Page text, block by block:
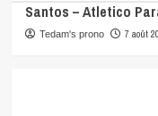
Santos – Atletico
Tedam's prono 7 août